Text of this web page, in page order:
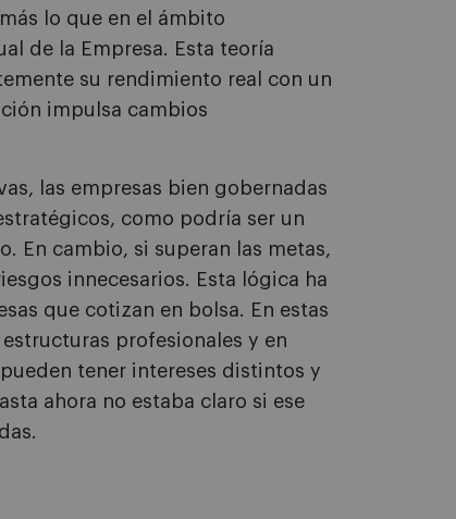
lo que en el ámbito
de la Empresa. Esta teoría
su rendimiento real con un
impulsa cambios
las empresas bien gobernadas
como podría ser un
En cambio, si superan las metas,
innecesarios. Esta lógica ha
que cotizan en bolsa. En estas
profesionales y en
tener intereses distintos y
ahora no estaba claro si ese